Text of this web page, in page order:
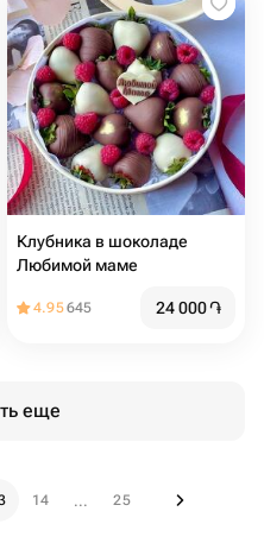
Клубника в шоколаде
Любимой маме
4.95645 24 000֏
еще
14 ... 25